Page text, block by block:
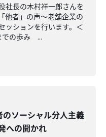
社長の木村祥一郎さんを
他者」の声～老舗企業の
ッションを行います。＜
での歩み ...
のソーシャル分人主義
への開かれ